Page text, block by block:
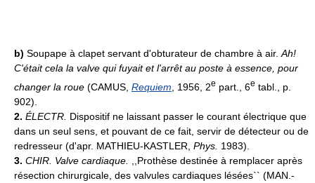
b) Soupape à clapet servant d'obturateur de chambre à air. Ah!
C'était cela la valve qui fuyait et l'arrêt au poste à essence, pour
changer la roue (CAMUS, Requiem , 1956, 2e part., 6e tabl., p.
902).
2. ÉLECTR. Dispositif ne laissant passer le courant électrique que
dans un seul sens, et pouvant de ce fait, servir de détecteur ou de
redresseur (d'apr. MATHIEU-KASTLER, Phys. 1983).
3. CHIR. Valve cardiaque.
,,Prothèse destinée à remplacer après
résection chirurgicale, des valvules cardiaques lésées`` (MAN.-